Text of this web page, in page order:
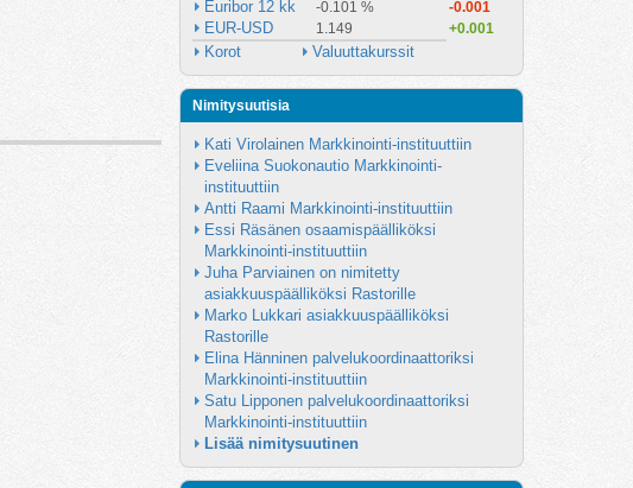
Euribor 12 kk -0.101 % -0.001
EUR-USD 1.149 +0.001
Korot Valuuttakurssit
Nimitysuutisia
Kati Virolainen Markkinointi-instituuttiin
Eveliina Suokonautio Markkinointi-
instituuttiin
Antti Raami Markkinointi-instituuttiin
Essi Räsänen osaamispäälliköksi
Markkinointi-instituuttiin
Juha Parviainen on nimitetty
asiakkuuspäälliköksi Rastorille
Marko Lukkari asiakkuuspäälliköksi
Rastorille
Elina Hänninen palvelukoordinaattoriksi
Markkinointi-instituuttiin
Satu Lipponen palvelukoordinaattoriksi
Markkinointi-instituuttiin
Lisää nimitysuutinen